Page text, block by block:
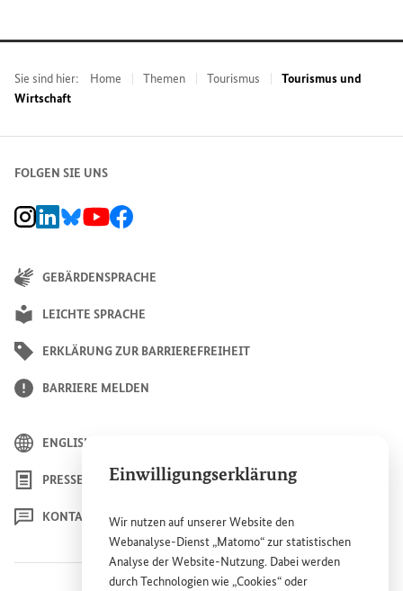
Einwilligungserklärung
Wir nutzen auf unsererWebsite den
Webanalyse-Dienst „Matomo“ zur statistischen
Analyse derWebsite-Nutzung. Dabei werden
durch Technologien wie „Cookies“ oder
Sie sind hier: Home Themen Tourismus
Tourismus und
Wirtschaft
FOLGEN SIE UNS
BMZ Instagram-Kanal, Externer Link
BMZ LinkedIn Unternehmensseite, Externer Link
BMZ Bluesky-Seite, Externer Link
BMZ Youtube-Kanal, Externer Link
BMZ Facebook-Seite, Externer Link
GEBÄRDENSPRACHE
LEICHTE SPRACHE
ERKLÄRUNG ZUR BARRIEREFREIHEIT
BARRIERE MELDEN
ENGLISH
PRESSE
KONTAKT